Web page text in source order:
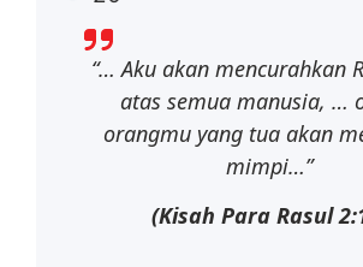
“… Aku akan mencurahkan
atas semua manusia, …
orangmu yang tua akan
mimpi…”
(Kisah Para Rasul